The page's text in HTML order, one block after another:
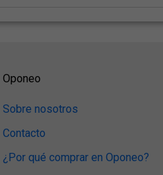
Oponeo
Sobre nosotros
Contacto
¿Por qué comprar en Oponeo?